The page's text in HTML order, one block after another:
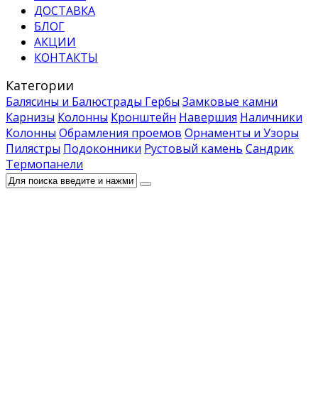
ДОСТАВКА
БЛОГ
АКЦИИ
КОНТАКТЫ
Категории
Балясины и Балюстрады Гербы Замковые камни
Карнизы Колонны Кронштейн Навершия Наличники
Колонны Обрамления проемов Орнаменты и Узоры
Пилястры Подоконники Рустовый камень Сандрик
Термопанели